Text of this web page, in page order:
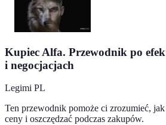
Kupiec Alfa. Przewodnik po
i negocjacjach
Legimi PL
Ten przewodnik pomoże ci zrozumieć,
ceny i oszczędzać podczas zakupów.